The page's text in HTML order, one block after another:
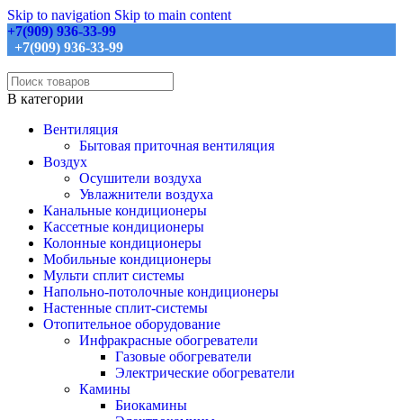
Skip to navigation Skip to main content
+7(909) 936-33-99
+7(909) 936-33-99
В категории
Вентиляция
Бытовая приточная вентиляция
Воздух
Осушители воздуха
Увлажнители воздуха
Канальные кондиционеры
Кассетные кондиционеры
Колонные кондиционеры
Мобильные кондиционеры
Мульти сплит системы
Напольно-потолочные кондиционеры
Настенные сплит-системы
Отопительное оборудование
Инфракрасные обогреватели
Газовые обогреватели
Электрические обогреватели
Камины
Биокамины